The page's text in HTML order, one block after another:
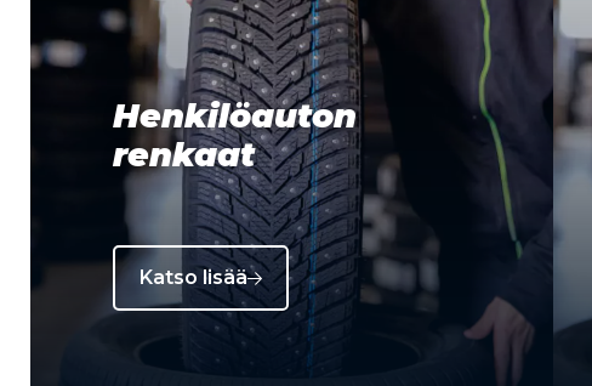
Henkilöauton
renkaat
Katso lisää